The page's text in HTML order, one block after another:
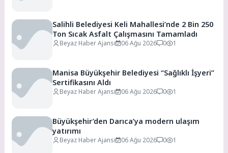
Salihli Belediyesi Keli Mahallesi’nde 2 Bin 250
Ton Sıcak Asfalt Çalışmasını Tamamladı
Beyaz Haber Ajansı 06 Ağu 2026 0 1
Manisa Büyükşehir Belediyesi “Sağlıklı İşyeri”
Sertifikasını Aldı
Beyaz Haber Ajansı 06 Ağu 2026 0 1
Büyükşehir’den Darıca’ya modern ulaşım
yatırımı
Beyaz Haber Ajansı 06 Ağu 2026 0 1